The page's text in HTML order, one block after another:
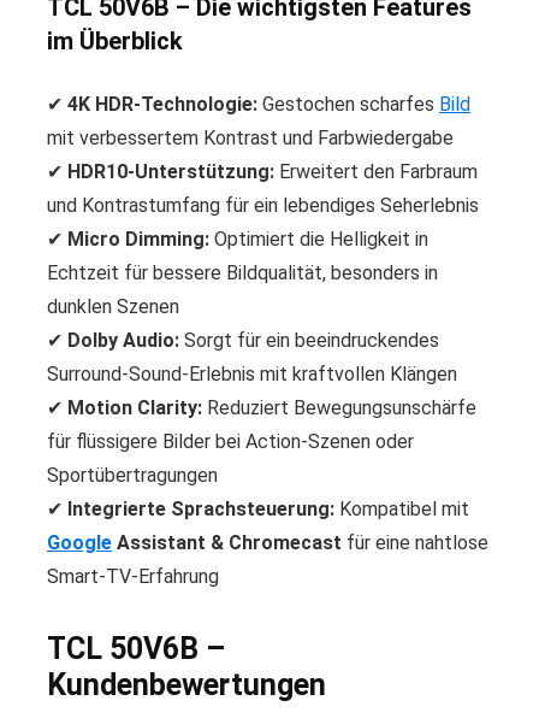
TCL 50V6B – Die wichtigsten Features
im Überblick
✔ 4K HDR-Technologie: Gestochen scharfes Bild
mit verbessertem Kontrast und Farbwiedergabe
✔ HDR10-Unterstützung: Erweitert den Farbraum
und Kontrastumfang für ein lebendiges Seherlebnis
✔ Micro Dimming: Optimiert die Helligkeit in
Echtzeit für bessere Bildqualität, besonders in
dunklen Szenen
✔ Dolby Audio: Sorgt für ein beeindruckendes
Surround-Sound-Erlebnis mit kraftvollen Klängen
✔ Motion Clarity: Reduziert Bewegungsunschärfe
für flüssigere Bilder bei Action-Szenen oder
Sportübertragungen
✔ Integrierte Sprachsteuerung: Kompatibel mit
Google Assistant & Chromecast für eine nahtlose
Smart-TV-Erfahrung
TCL 50V6B –
Kundenbewertungen